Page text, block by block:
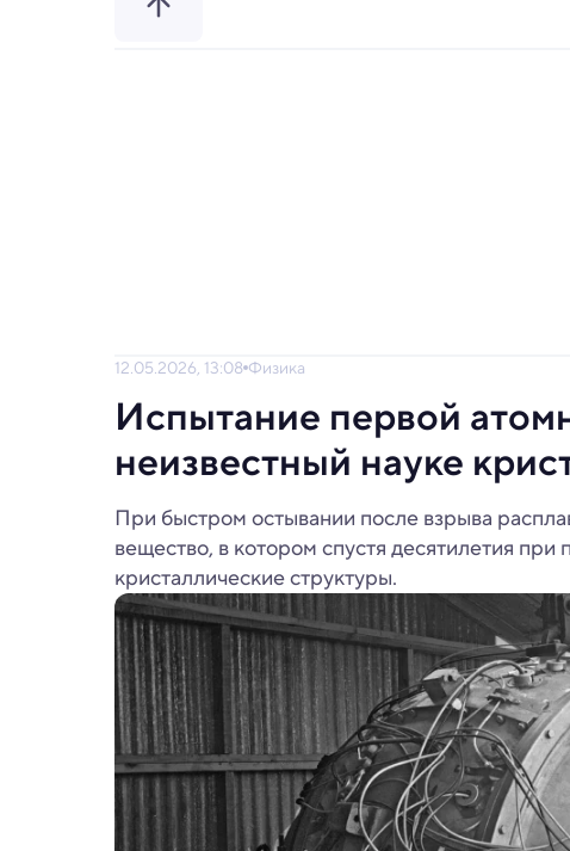
12.05.2026, 13:08 Физика
Испытание первой
неизвестный науке
При быстром остывании после взрыва
вещество, в котором спустя десятилетия
кристаллические структуры.